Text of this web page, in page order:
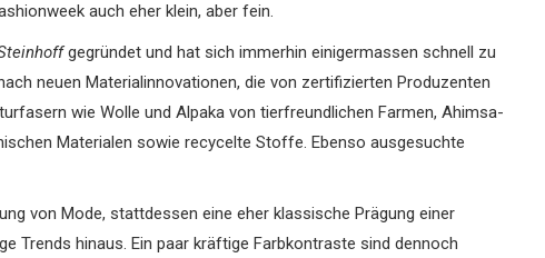
auch eher klein, aber fein.
gegründet und hat sich immerhin einigermassen schnell zu
neuen Materialinnovationen, die von zertifizierten Produzenten
wie Wolle und Alpaka von tierfreundlichen Farmen, Ahimsa-
Materialen sowie recycelte Stoffe. Ebenso ausgesuchte
von Mode, stattdessen eine eher klassische Prägung einer
Trends hinaus. Ein paar kräftige Farbkontraste sind dennoch